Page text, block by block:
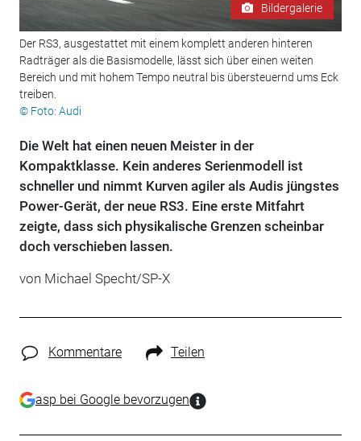
Bildergalerie
Der RS3, ausgestattet mit einem komplett anderen hinteren
Radträger als die Basismodelle, lässt sich über einen weiten
Bereich und mit hohem Tempo neutral bis übersteuernd ums Eck
treiben.
© Foto: Audi
Die Welt hat einen neuen Meister in der
Kompaktklasse. Kein anderes Serienmodell ist
schneller und nimmt Kurven agiler als Audis jüngstes
Power-Gerät, der neue RS3. Eine erste Mitfahrt
zeigte, dass sich physikalische Grenzen scheinbar
doch verschieben lassen.
von Michael Specht/SP-X
Kommentare Teilen
asp bei Google bevorzugen